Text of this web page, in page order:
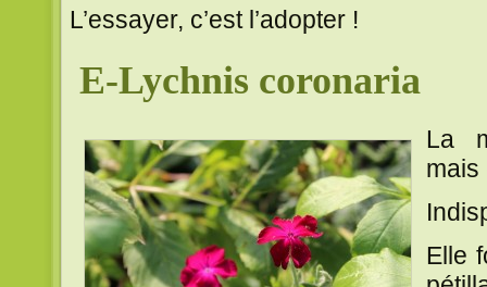
L’essayer, c’est l’adopter !
E-Lychnis coronaria
La
mais
Elle